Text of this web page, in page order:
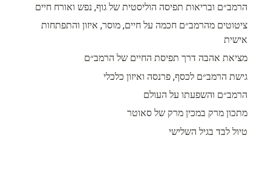
הרמב״ם ובריאות תפיסה הוליסטית של גוף, נפש ואורח חיים
ציטוטים מהרמב״ם חכמה על חיים, מוסר, איזון והתפתחות
אישית
מציאת אהבה דרך תפיסת החיים של הרמב״ם
גישת הרמב״ם לכסף, פרנסה ואיזון כלכלי
הרמב״ם והשפעתו על העולם
מתכון מרק במכין מרק של סאוטר
טיול לבד בגיל השלישי